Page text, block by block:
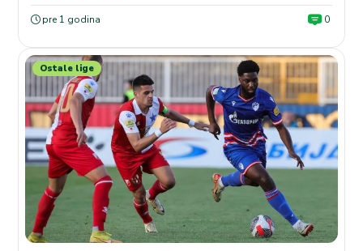
pre 1 godina 0
Ostale lige